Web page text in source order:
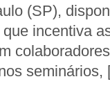
(SP),
incentiva